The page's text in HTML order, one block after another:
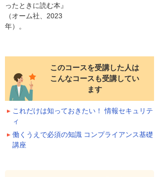
ったときに読む本』
（オーム社、2023
年）。
このコースを受講した人は
こんなコースも受講してい
ます
これだけは知っておきたい！ 情報セキュリテ
ィ
働くうえで必須の知識 コンプライアンス基礎
講座